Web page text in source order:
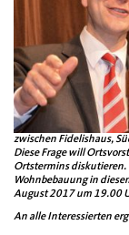
zwischen Fidelishaus,
Diese Frage will
Ortstermins diskutieren.
Wohnbebauung in
August 2017 um 19.00
An alle Interessierten